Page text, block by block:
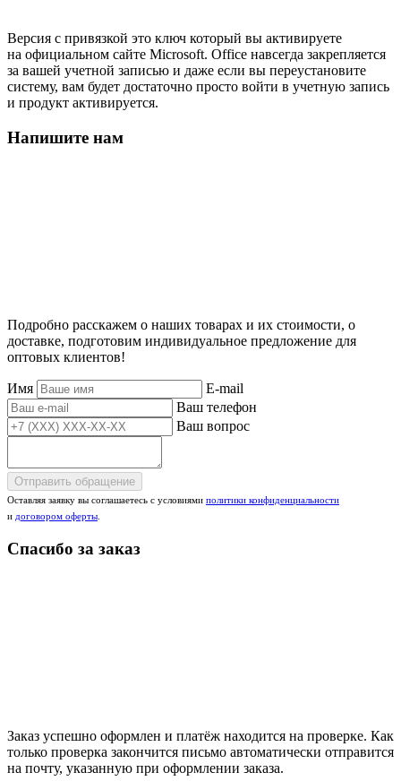
Версия с привязкой это ключ который вы активируете
на официальном сайте Microsoft. Office навсегда закрепляется
за вашей учетной записью и даже если вы переустановите
систему, вам будет достаточно просто войти в учетную запись
и продукт активируется.
Напишите нам
Подробно расскажем о наших товарах и их стоимости, о
доставке, подготовим индивидуальное предложение для
оптовых клиентов!
Имя
E-mail
Ваш телефон
Ваш вопрос
Отправить обращение
Оставляя заявку вы соглашаетесь с условиями политики конфиденциальности
и договором оферты
Спасибо за заказ
Заказ успешно оформлен и платёж находится на проверке. Как
только проверка закончится письмо автоматически отправится
на почту, указанную при оформлении заказа.